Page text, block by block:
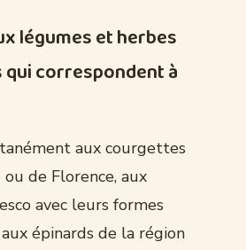
légumes et herbes
correspondent à
aux courgettes
de Florence, aux
avec leurs formes
épinards de la région